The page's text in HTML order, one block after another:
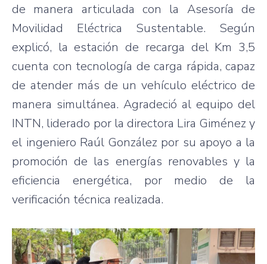
de manera articulada con la Asesoría de
Movilidad Eléctrica Sustentable. Según
explicó, la estación de recarga del Km 3,5
cuenta con tecnología de carga rápida, capaz
de atender más de un vehículo eléctrico de
manera simultánea. Agradeció al equipo del
INTN, liderado por la directora Lira Giménez y
el ingeniero Raúl González por su apoyo a la
promoción de las energías renovables y la
eficiencia energética, por medio de la
verificación técnica realizada.